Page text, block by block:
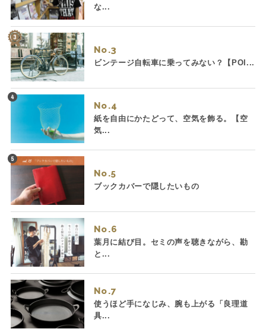
な...
No.
ビンテージ自転車に乗ってみない？【POI...
No.
紙を自由にかたどって、空気を飾る。【空
気...
No.
ブックカバーで隠したいもの
No.
葉月に結び目。セミの声を聴きながら、勘
と...
No.
使うほど手になじみ、腕も上がる「良理道
具...